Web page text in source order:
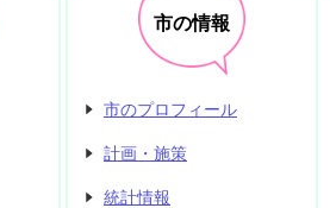
市の情報
市のプロフィール
計画・施策
統計情報